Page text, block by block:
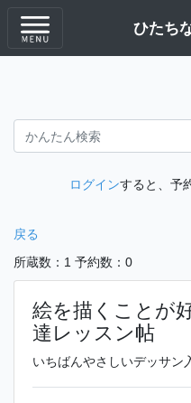
ひたち
ログインすると、予
戻る
所蔵数：1 予約数：0
絵を描くことが
達レッスン帖
いちばんやさしいデッサン